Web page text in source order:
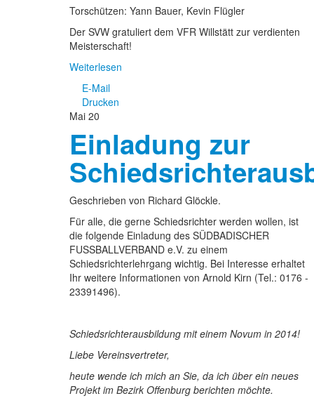
Torschützen: Yann Bauer, Kevin Flügler
Der SVW gratuliert dem VFR Willstätt zur verdienten
Meisterschaft!
Weiterlesen
E-Mail
Drucken
Mai 20
Einladung zur
Geschrieben von Richard Glöckle.
Für alle, die gerne Schiedsrichter werden wollen, ist
die folgende Einladung des SÜDBADISCHER
FUSSBALLVERBAND e.V. zu einem
Schiedsrichterlehrgang wichtig. Bei Interesse erhaltet
Ihr weitere Informationen von Arnold Kirn (Tel.: 0176 -
23391496).
Schiedsrichterausbildung mit einem Novum in 2014!
Liebe Vereinsvertreter,
heute wende ich mich an Sie, da ich über ein neues
Projekt im Bezirk Offenburg berichten möchte.